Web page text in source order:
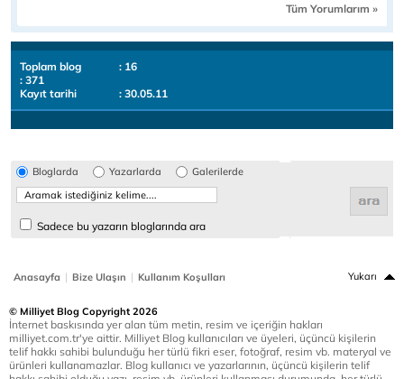
Tüm Yorumlarım »
Toplam blog
: 16
: 371
Kayıt tarihi
: 30.05.11
Bloglarda Yazarlarda Galerilerde
Sadece bu yazarın bloglarında ara
Anasayfa | Bize Ulaşın | Kullanım Koşulları Yukarı
© Milliyet Blog Copyright 2026
İnternet baskısında yer alan tüm metin, resim ve içeriğin hakları
milliyet.com.tr'ye aittir. Milliyet Blog kullanıcıları ve üyeleri, üçüncü kişilerin
telif hakkı sahibi bulunduğu her türlü fikri eser, fotoğraf, resim vb. materyal ve
ürünleri kullanamazlar. Blog kullanıcı ve yazarlarının, üçüncü kişilerin telif